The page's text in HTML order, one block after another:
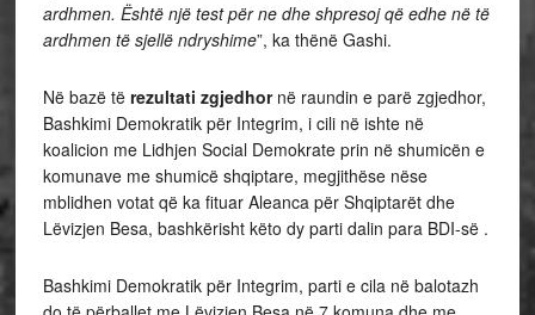
ardhmen. Është një test për ne dhe shpresoj që edhe në të
ardhmen të sjellë ndryshime”, ka thënë Gashi.
Në bazë të rezultati zgjedhornë raundin e parë zgjedhor,
Bashkimi Demokratik për Integrim, i cili në ishte në
koalicion me Lidhjen Social Demokrate prin në shumicën e
komunave me shumicë shqiptare, megjithëse nëse
mblidhen votat që ka fituar Aleanca për Shqiptarët dhe
Lëvizjen Besa, bashkërisht këto dy parti dalin para BDI-së .
Bashkimi Demokratik për Integrim, parti e cila në balotazh